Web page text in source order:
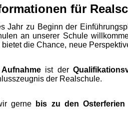
für
Jahr zu Beginn der
an unserer Schule
die Chance, neue
ist der
der Realschule.
gerne
bis zu den